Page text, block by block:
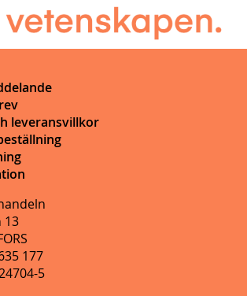
leveransvillkor
13
177
5